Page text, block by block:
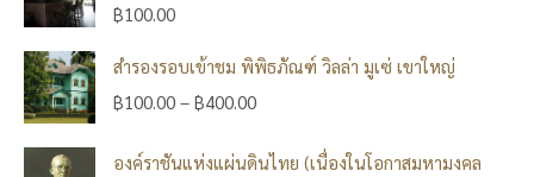
฿100.00
สำรองรอบเข้าชม พิพิธภัณฑ์ วิลล่า มูเซ่ เขาใหญ่
฿100.00 – ฿400.00
องค์ราชันแห่งแผ่นดินไทย (เนื่องในโอกาสมหามงคล